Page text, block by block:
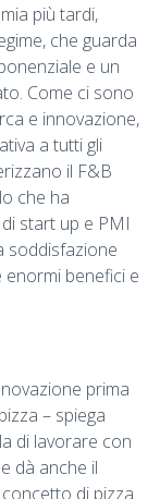
più tardi,
che guarda
e un
Come ci sono
e innovazione,
a tutti gli
il F&B
che ha
start up e PMI
soddisfazione
benefici e
prima
– spiega
di lavorare con
dà anche il
di pizza